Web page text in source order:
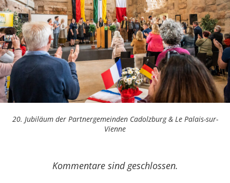
20. Jubiläum der Partnergemeinden Cadolzburg & Le Palais-sur-
Vienne
Kommentare sind geschlossen.